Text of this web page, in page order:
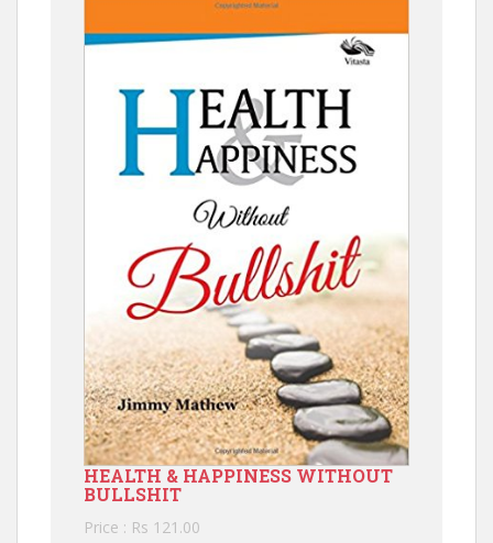
HEALTH & HAPPINESS WITHOUT
BULLSHIT
Price : Rs 121.00